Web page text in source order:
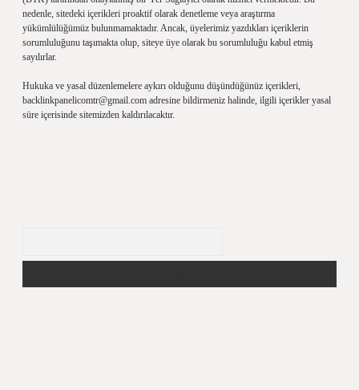
nedenle, sitedeki içerikleri proaktif olarak denetleme veya araştırma
yükümlülüğümüz bulunmamaktadır. Ancak, üyelerimiz yazdıkları içeriklerin
sorumluluğunu taşımakta olup, siteye üye olarak bu sorumluluğu kabul etmiş
sayılırlar.
Hukuka ve yasal düzenlemelere aykırı olduğunu düşündüğünüz içerikleri,
backlinkpanelicomtr@gmail.com adresine bildirmeniz halinde, ilgili içerikler yasal
süre içerisinde sitemizden kaldırılacaktır.